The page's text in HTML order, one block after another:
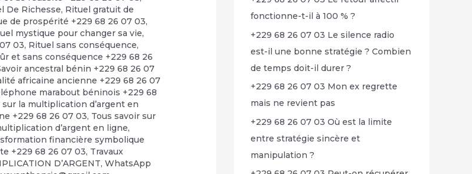
De Richesse, Rituel gratuit de
de prospérité +229 68 26 07 03,
mystique pour changer sa vie,
03, Rituel sans conséquence,
et sans conséquence +229 68 26
ancestral bénin +229 68 26 07
africaine ancienne +229 68 26 07
marabout béninois +229 68
sur la multiplication d’argent en
+229 68 26 07 03, Tous savoir sur
d’argent en ligne,
financière symbolique
+229 68 26 07 03, Travaux
D’ARGENT,WhatsApp
fonctionne-t-il à 100 % ?
+229 68 26 07 03 Le silence radio
est-il une bonne stratégie ? Combien
de temps doit-il durer ?
+229 68 26 07 03 Mon ex regrette
mais ne revient pas
+229 68 26 07 03 Où est la limite
entre stratégie sincère et
manipulation ?